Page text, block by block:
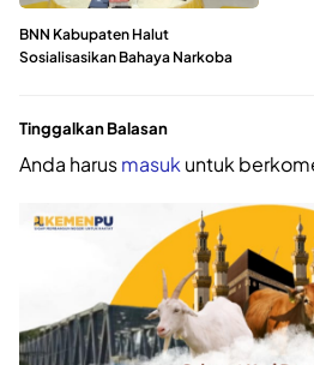
BNN Kabupaten Halut
Sosialisasikan Bahaya Narkoba
Tinggalkan Balasan
Anda harusmasuk untuk